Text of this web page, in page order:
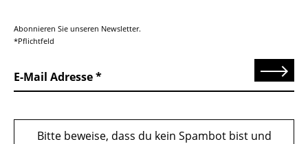
Abonnieren Sie unseren Newsletter.
*Pflichtfeld
E-Mail Adresse Senden
Bitte beweise, dass du kein Spambot bist und